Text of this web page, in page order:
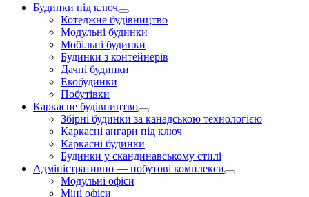
Будинки під ключ
Котеджне будівництво
Модульні будинки
Мобільні будинки
Будинки з контейнерів
Дачні будинки
Екобудинки
Побутівки
Каркасне будівництво
Збірні будинки за канадською технологією
Каркасні ангари під ключ
Каркасні будинки
Будинки у скандинавському стилі
Адміністративно — побутові комплекси
Модульні офіси
Міні офіси